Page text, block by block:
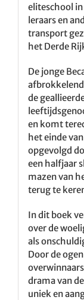
eliteschool
leraars en
transport
het Derde
De jonge
de
en komt
het einde
opgevolgd
een halfjaar
mazen van
terug te
In dit boek
over de
als
Door de
drama van
uniek en